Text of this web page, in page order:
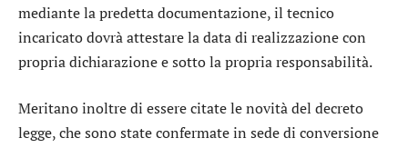
mediante la predetta documentazione, il tecnico
incaricato dovrà attestare la data di realizzazione con
propria dichiarazione e sotto la propria responsabilità.
Meritano inoltre di essere citate le novità del decreto
legge, che sono state confermate in sede di conversione